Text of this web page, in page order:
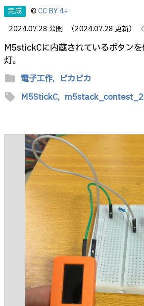
完成 ©CC BY 4+
2024.07.28 公開
（2024.07.28 更新）
M5stickCに内蔵されているボタン
灯。
folder 電子工作, ピカピカ
sell M5StickC,